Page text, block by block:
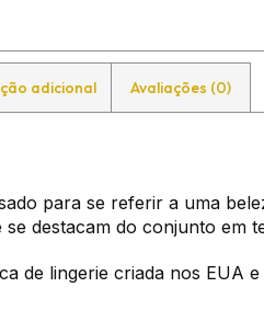
adicional Avaliações (0)
para se referir a uma
se destacam do conjunto em
de lingerie criada nos EUA